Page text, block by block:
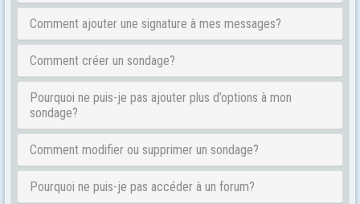
Comment ajouter une signature à mes messages?
Comment créer un sondage?
Pourquoi ne puis-je pas ajouter plus d’options à mon
sondage?
Comment modifier ou supprimer un sondage?
Pourquoi ne puis-je pas accéder à un forum?